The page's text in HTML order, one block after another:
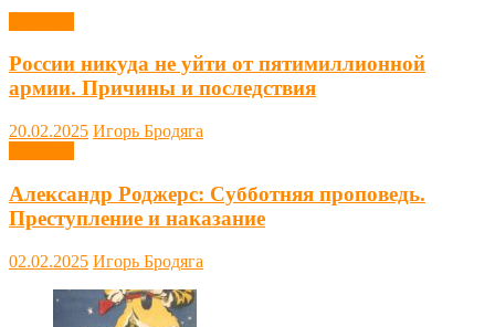
России никуда не уйти от пятимиллионной
армии. Причины и последствия
20.02.2025 Игорь Бродяга
Александр Роджерс: Субботняя проповедь.
Преступление и наказание
02.02.2025 Игорь Бродяга